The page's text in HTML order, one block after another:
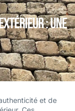
: une
et de